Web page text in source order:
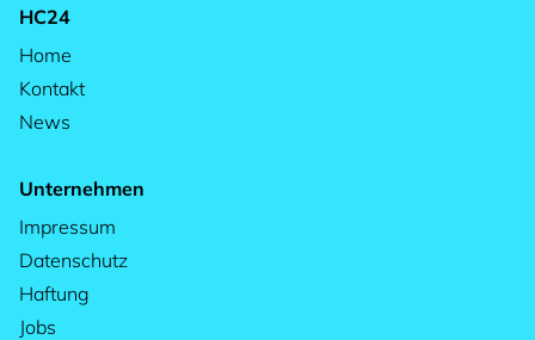
HC24
Home
Kontakt
News
Unternehmen
Impressum
Datenschutz
Haftung
Jobs